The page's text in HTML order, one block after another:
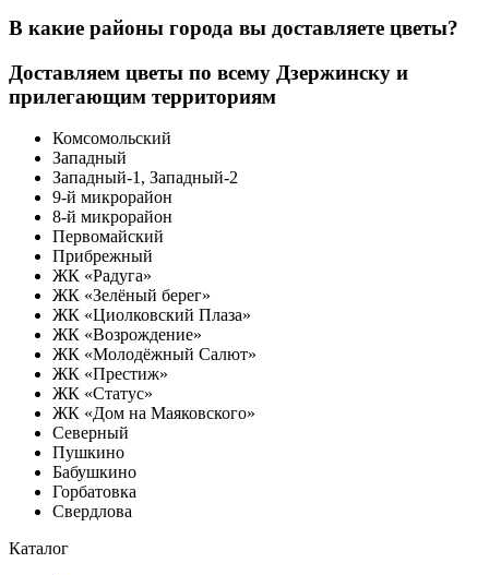
В какие районы города вы доставляете цветы?
Доставляем цветы по всему Дзержинску и
прилегающим территориям
Комсомольский
Западный
Западный-1, Западный-2
9-й микрорайон
8-й микрорайон
Первомайский
Прибрежный
ЖК «Радуга»
ЖК «Зелёный берег»
ЖК «Циолковский Плаза»
ЖК «Возрождение»
ЖК «Молодёжный Салют»
ЖК «Престиж»
ЖК «Статус»
ЖК «Дом на Маяковского»
Северный
Пушкино
Бабушкино
Горбатовка
Свердлова
Каталог